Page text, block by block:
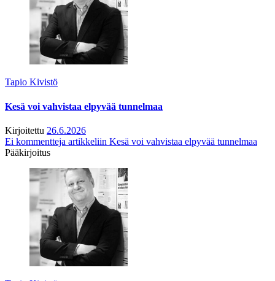
Tapio Kivistö
Kesä voi vahvistaa elpyvää tunnelmaa
Kirjoitettu 26.6.2026
Ei kommentteja artikkeliin Kesä voi vahvistaa elpyvää tunnelmaa
Pääkirjoitus